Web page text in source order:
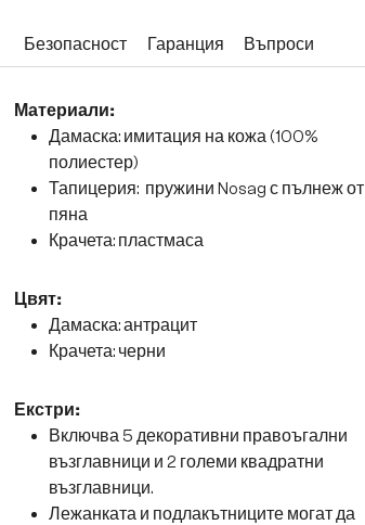
Безопасност Гаранция Въпроси
Материали:
Дамаска: имитация на кожа (100%
полиестер)
Тапицерия: пружини Nosag с пълнеж от
пяна
Крачета: пластмаса
Цвят:
Дамаска: антрацит
Крачета: черни
Екстри:
Включва 5 декоративни правоъгални
възглавници и 2 големи квадратни
възглавници.
Лежанката и подлакътниците могат да